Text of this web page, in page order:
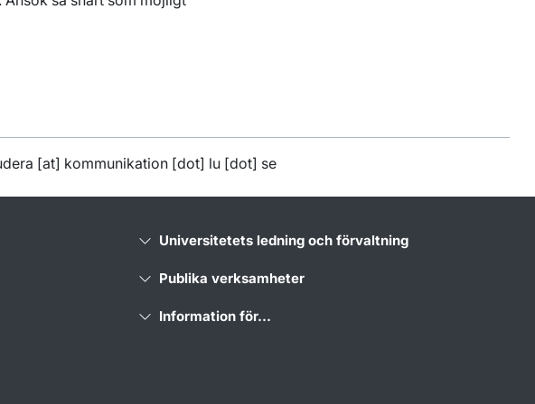
[at] kommunikation [dot] lu [dot] se
Universitetets ledning och förvaltning
Publika verksamheter
Information för...